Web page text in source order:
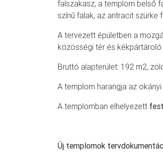
falszakasz, a templom belső
színű falak, az antracit szürke
A tervezett épületben a
közösségi tér és kékpártároló
Bruttó alapterület: 192 m2,
A templom harangja az
A templomban elhelyezett
Új templomok